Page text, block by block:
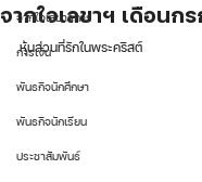
จากใจเลขาธิการ
การเงิน
พันธกิจนักศึกษา
พันธกิจนักเรียน
ประชาสัมพันธ์
จากใจเลขาฯ เดือนก
หุ้นส่วนที่รักในพระคริสต์